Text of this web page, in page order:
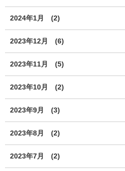
2024年1月 (2)
2023年12月 (6)
2023年11月 (5)
2023年10月 (2)
2023年9月 (3)
2023年8月 (2)
2023年7月 (2)